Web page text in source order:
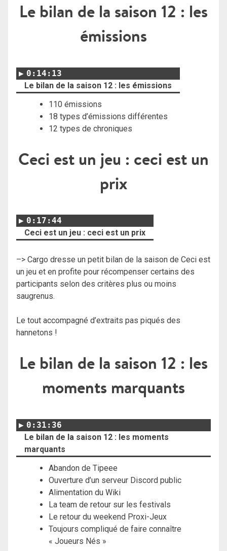
Le bilan de la saison 12 : les
émissions
0:14:13
Le bilan de la saison 12 : les émissions
110 émissions
18 types d’émissions différentes
12 types de chroniques
Ceci est un jeu : ceci est un
prix
0:17:44
Ceci est un jeu : ceci est un prix
–> Cargo dresse un petit bilan de la saison de Ceci est
un jeu et en profite pour récompenser certains des
participants selon des critères plus ou moins
saugrenus.
Le tout accompagné d’extraits pas piqués des
hannetons !
Le bilan de la saison 12 : les
moments marquants
0:31:36
Le bilan de la saison 12 : les moments
marquants
Abandon de Tipeee
Ouverture d’un serveur Discord public
Alimentation du Wiki
La team de retour sur les festivals
Le retour du weekend Proxi-Jeux
Toujours compliqué de faire connaître
« Joueurs Nés »